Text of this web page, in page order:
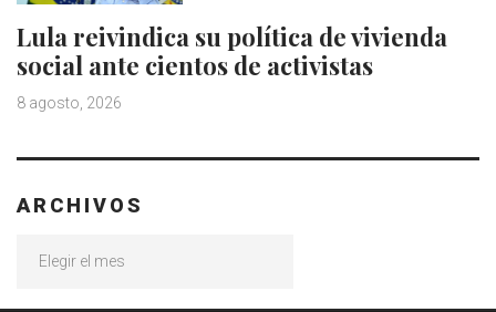
Lula reivindica su política de vivienda
social ante cientos de activistas
8 agosto, 2026
ARCHIVOS